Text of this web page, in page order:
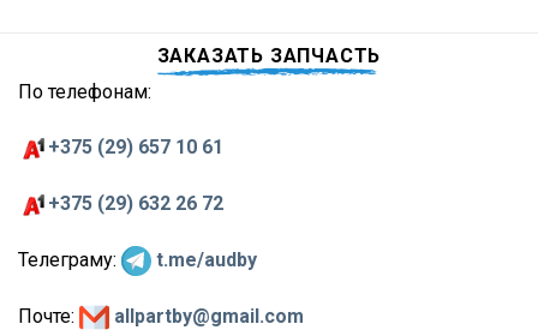
ЗАКАЗАТЬ ЗАПЧАСТЬ
По телефонам:
+375 (29) 657 10 61
+375 (29) 632 26 72
Телеграму: t.me/audby
Почте: allpartby@gmail.com